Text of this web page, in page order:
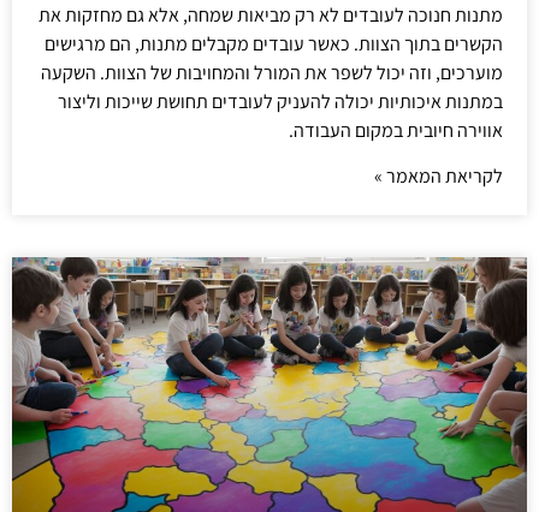
מתנות חנוכה לעובדים לא רק מביאות שמחה, אלא גם מחזקות את
הקשרים בתוך הצוות. כאשר עובדים מקבלים מתנות, הם מרגישים
מוערכים, וזה יכול לשפר את המורל והמחויבות של הצוות. השקעה
במתנות איכותיות יכולה להעניק לעובדים תחושת שייכות וליצור
אווירה חיובית במקום העבודה.
לקריאת המאמר »